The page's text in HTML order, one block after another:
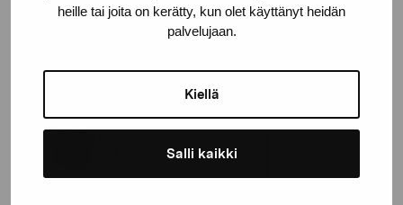
heille tai joita on kerätty, kun olet käyttänyt heidän
palvelujaan.
Kiellä
Salli kaikki